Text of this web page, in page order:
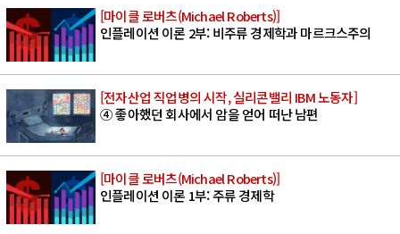
[마이클 로버츠(Michael Roberts)]
인플레이션 이론 2부: 비주류 경제학과 마르크스주의
[전자산업 직업병의 시작, 실리콘밸리 IBM 노동자]
④ 좋아했던 회사에서 암을 얻어 떠난 남편
[마이클 로버츠(Michael Roberts)]
인플레이션 이론 1부: 주류 경제학